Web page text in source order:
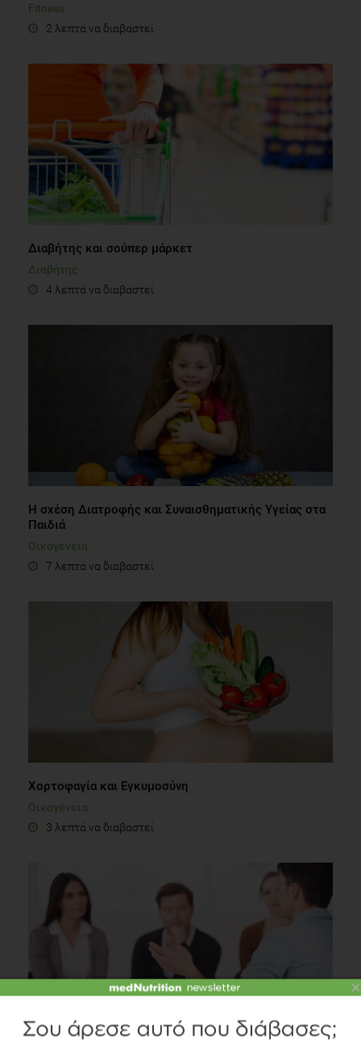
Fitness
2 λεπτά να διαβαστεί
Διαβήτης και σούπερ μάρκετ
Διαβήτης
4 λεπτά να διαβαστεί
H σχέση Διατροφής και Συναισθηματικής Υγείας στα
Παιδιά
Οικογένεια
7 λεπτά να διαβαστεί
Χορτοφαγία και Εγκυμοσύνη
Οικογένεια
3 λεπτά να διαβαστεί
×